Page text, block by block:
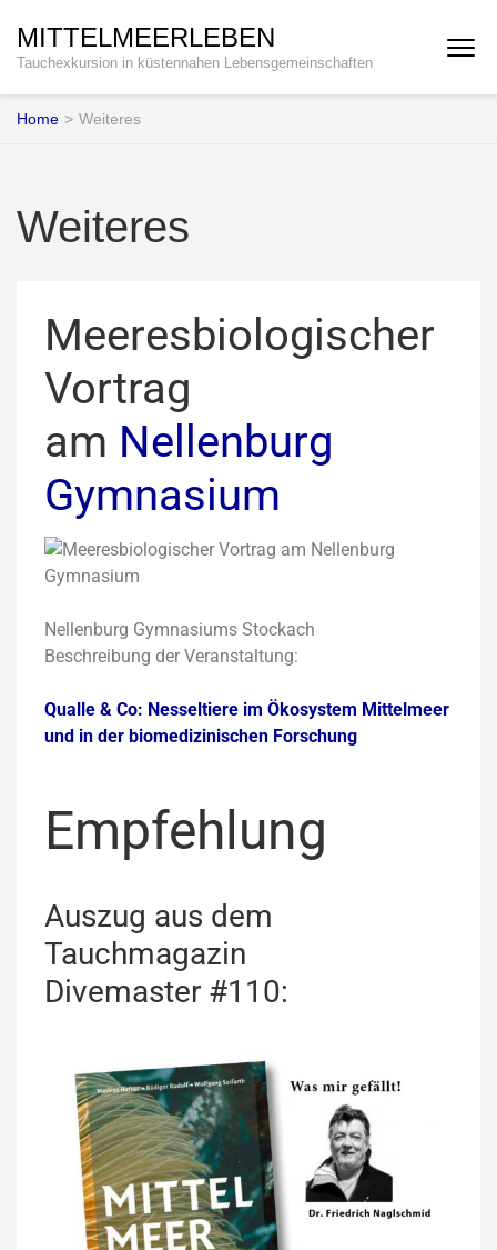
MITTELMEERLEBEN
Tauchexkursion in küstennahen Lebensgemeinschaften
Home > Weiteres
Weiteres
Meeresbiologischer
Vortrag
am Nellenburg
Gymnasium
Nellenburg Gymnasiums Stockach
Beschreibung der Veranstaltung:
Qualle & Co: Nesseltiere im Ökosystem Mittelmeer
und in der biomedizinischen Forschung
Empfehlung
Auszug aus dem
Tauchmagazin
Divemaster #110: